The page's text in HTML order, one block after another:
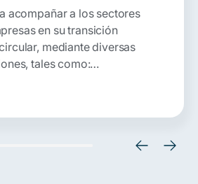
acompañar a los sectores
en su transición
mediante diversas
tales como:
y de oportunidades,
tácticos e Innovación